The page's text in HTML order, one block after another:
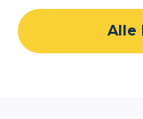
Alle